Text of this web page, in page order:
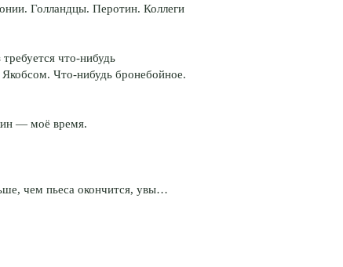
Голландцы. Перотин. Коллеги
что-нибудь
Что-нибудь бронебойное.
— моё время.
чем пьеса окончится, увы…